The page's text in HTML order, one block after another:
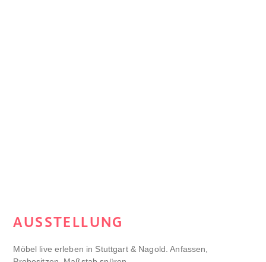
AUSSTELLUNG
Möbel live erleben in Stuttgart & Nagold. Anfassen,